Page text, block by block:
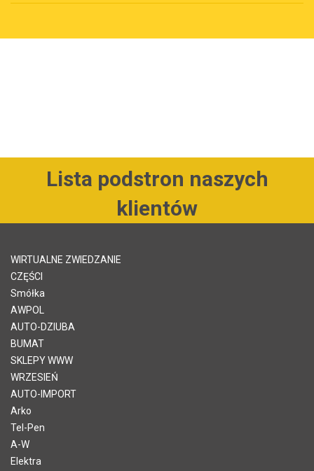
Lista podstron naszych
klientów
WIRTUALNE ZWIEDZANIE
CZĘŚCI
Smółka
AWPOL
AUTO-DZIUBA
BUMAT
SKLEPY WWW
WRZESIEŃ
AUTO-IMPORT
Arko
Tel-Pen
A-W
Elektra